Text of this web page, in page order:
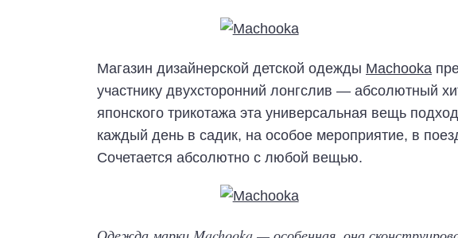
Магазин дизайнерской детской одежды Machooka
участнику двухсторонний лонгслив — абсолютный
японского трикотажа эта универсальная вещь
каждый день в садик, на особое мероприятие, в
Сочетается абсолютно с любой вещью.